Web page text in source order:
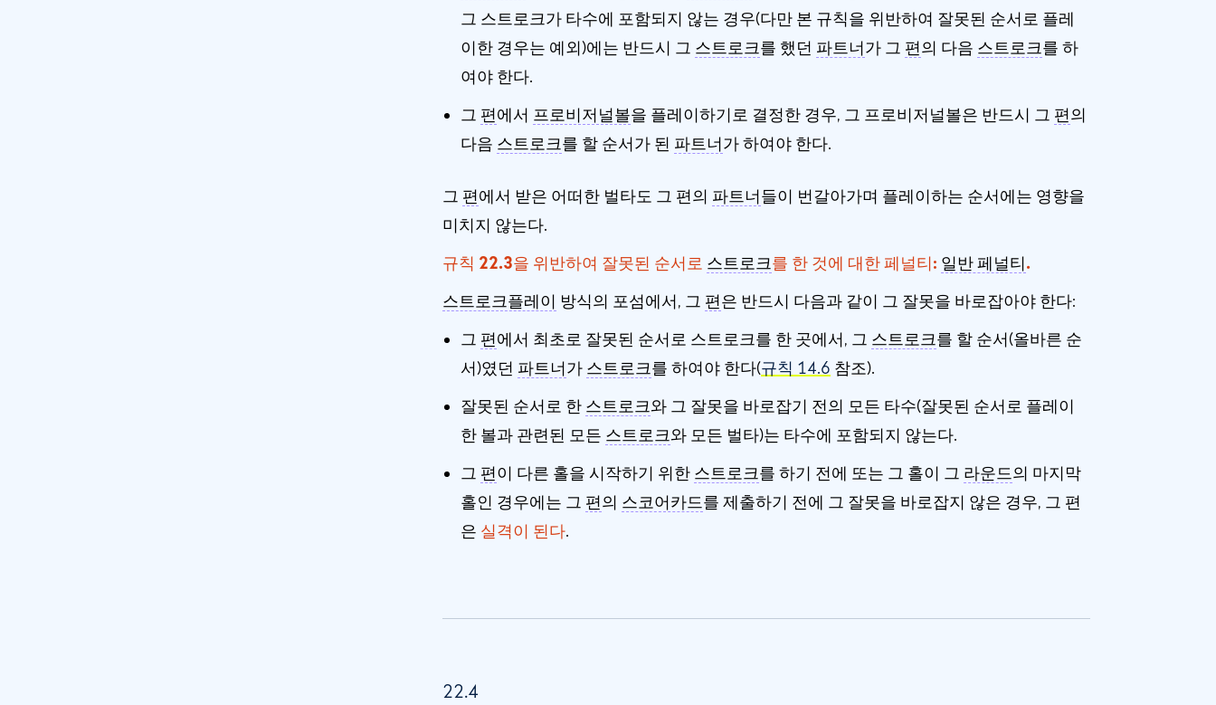
그 스트로크가 타수에 포함되지 않는 경우(다만 본 규칙을 위반하여 잘못된 순서로 플레
이한 경우는 예외)에는 반드시 그 스트로크를 했던 파트너가 그 편의 다음 스트로크를 하
여야 한다.
그 편에서 프로비저널볼을 플레이하기로 결정한 경우, 그 프로비저널볼은 반드시 그 편의
다음 스트로크를 할 순서가 된 파트너가 하여야 한다.
그 편에서 받은 어떠한 벌타도 그 편의 파트너들이 번갈아가며 플레이하는 순서에는 영향을
미치지 않는다.
규칙 22.3을 위반하여 잘못된 순서로 스트로크를 한 것에 대한 페널티: 일반 페널티.
스트로크플레이 방식의 포섬에서, 그 편은 반드시 다음과 같이 그 잘못을 바로잡아야 한다:
그 편에서 최초로 잘못된 순서로 스트로크를 한 곳에서, 그 스트로크를 할 순서(올바른 순
서)였던 파트너가 스트로크를 하여야 한다(규칙 14.6 참조).
잘못된 순서로 한 스트로크와 그 잘못을 바로잡기 전의 모든 타수(잘못된 순서로 플레이
한 볼과 관련된 모든 스트로크와 모든 벌타)는 타수에 포함되지 않는다.
그 편이 다른 홀을 시작하기 위한 스트로크를 하기 전에 또는 그 홀이 그 라운드의 마지막
홀인 경우에는 그 편의 스코어카드를 제출하기 전에 그 잘못을 바로잡지 않은 경우, 그 편
은 실격이 된다.
22.4